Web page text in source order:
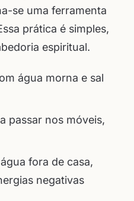
se uma ferramenta
prática é simples,
espiritual.
água morna e sal
passar nos móveis,
fora de casa,
negativas